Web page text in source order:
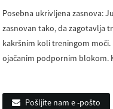
Posebna ukrivljena zasnova:
zasnovan tako, da zagotavlja
kakršnim koli treningom
ojačanim podpornim blokom.
Pošljite nam e -pošto